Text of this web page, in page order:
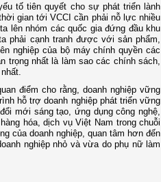
tố tiên quyết cho sự phát triển lành
gian tới VCCI cần phải nỗ lực nhiều
lên nhóm các quốc gia đứng đầu khu
phải cạnh tranh được với sản phẩm,
nghiệp của bộ máy chính quyền các
trọng nhất là làm sao các chính sách,
điểm cho rằng, doanh nghiệp vững
hỗ trợ doanh nghiệp phát triển vững
mới sáng tạo, ứng dụng công nghệ,
hóa, dịch vụ Việt Nam trong chuỗi
của doanh nghiệp, quan tâm hơn đến
nghiệp nhỏ và vừa do phụ nữ làm